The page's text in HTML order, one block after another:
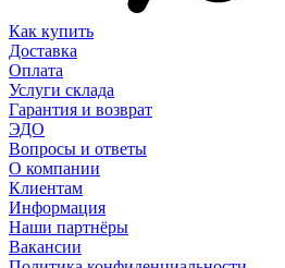
Как купить
Доставка
Оплата
Услуги склада
Гарантия и возврат
ЭДО
Вопросы и ответы
О компании
Клиентам
Информация
Наши партнёры
Вакансии